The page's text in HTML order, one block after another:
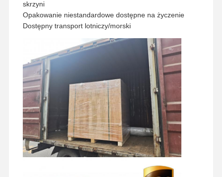
Elektroniczny system sterowania
elementy elektryczne silnika
Układ paliwowy silnika
Części hydrauliczne koparki
części zamienne do koparek
skrzyni
Opakowanie niestandardowe dostępne na życzenie
Dostępny transport lotniczy/morski